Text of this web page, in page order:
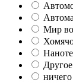
Мир